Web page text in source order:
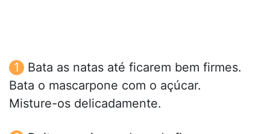
Bata as natas até ficarem bem firmes.
Bata o mascarpone com o açúcar.
Misture-os delicadamente.